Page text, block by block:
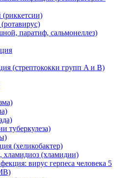
(риккетсии)
паратиф, сальмонеллез)
(стрептококки групп A и B)
туберкулеза)
(хеликобактер)
(хламидии)
вирус герпеса человека 5